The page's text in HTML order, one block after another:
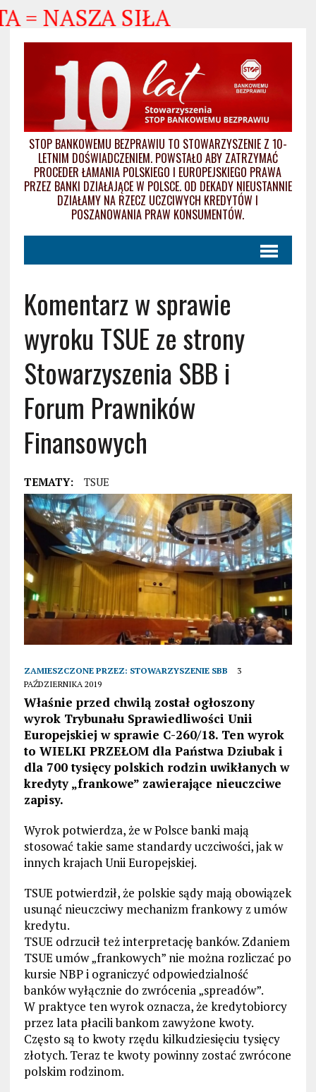
SIŁA
STOP BANKOWEMU BEZPRAWIU TO STOWARZYSZENIE Z 10-
LETNIM DOŚWIADCZENIEM. POWSTAŁO ABY ZATRZYMAĆ
PROCEDER ŁAMANIA POLSKIEGO I EUROPEJSKIEGO PRAWA
PRZEZ BANKI DZIAŁAJĄCE W POLSCE. OD DEKADY NIEUSTANNIE
DZIAŁAMY NA RZECZ UCZCIWYCH KREDYTÓW I
POSZANOWANIA PRAW KONSUMENTÓW.
Komentarz w sprawie
wyroku TSUE ze strony
Stowarzyszenia SBB i
Forum Prawników
Finansowych
TEMATY: TSUE
ZAMIESZCZONE PRZEZ: STOWARZYSZENIE SBB
3
PAŹDZIERNIKA 2019
Właśnie przed chwilą został ogłoszony
wyrok Trybunału Sprawiedliwości Unii
Europejskiej w sprawie C-260/18. Ten wyrok
to WIELKI PRZEŁOM dla Państwa Dziubak i
dla 700 tysięcy polskich rodzin uwikłanych w
kredyty „frankowe” zawierające nieuczciwe
zapisy.
Wyrok potwierdza, że w Polsce banki mają
stosować takie same standardy uczciwości, jak w
innych krajach Unii Europejskiej.
TSUE potwierdził, że polskie sądy mają obowiązek
usunąć nieuczciwy mechanizm frankowy z umów
kredytu.
TSUE odrzucił też interpretację banków. Zdaniem
TSUE umów „frankowych” nie można rozliczać po
kursie NBP i ograniczyć odpowiedzialność
banków wyłącznie do zwrócenia „spreadów”.
W praktyce ten wyrok oznacza, że kredytobiorcy
przez lata płacili bankom zawyżone kwoty.
Często są to kwoty rzędu kilkudziesięciu tysięcy
złotych. Teraz te kwoty powinny zostać zwrócone
polskim rodzinom.